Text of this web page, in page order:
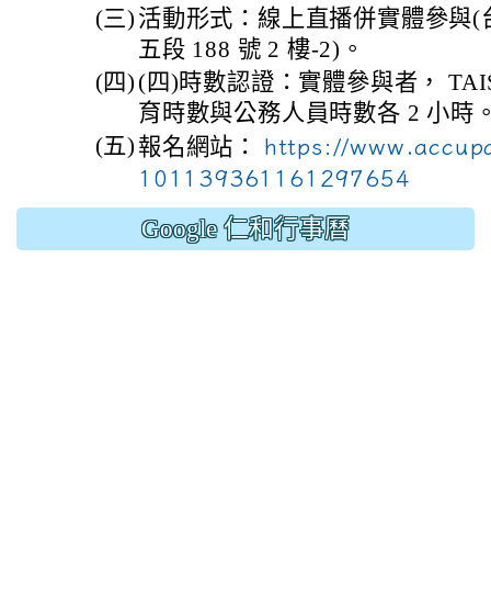
(三) 活動形式：線上直播併實體參與
五段 188 號 2 樓-2)。
(四) (四)時數認證：實體參與者，
育時數與公務人員時數各 2 小時
(五) 報名網站： https://
101139361161297654
Google 仁和行事曆